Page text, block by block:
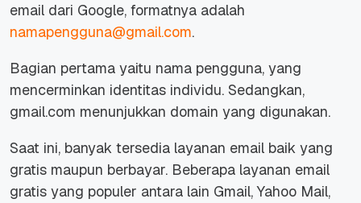
email dari Google, formatnya adalah
namapengguna@gmail.com.
Bagian pertama yaitu nama pengguna, yang
mencerminkan identitas individu. Sedangkan,
gmail.com menunjukkan domain yang digunakan.
Saat ini, banyak tersedia layanan email baik yang
gratis maupun berbayar. Beberapa layanan email
gratis yang populer antara lain Gmail, Yahoo Mail,